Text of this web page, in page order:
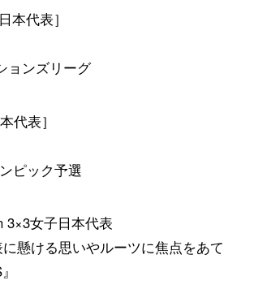
本代表］
ョンズリーグ
代表］
ピック予選
3×3女子日本代表
懸ける思いやルーツに焦点をあて